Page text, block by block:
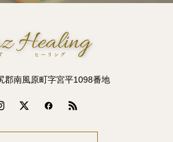
郡南風原町字宮平1098番地